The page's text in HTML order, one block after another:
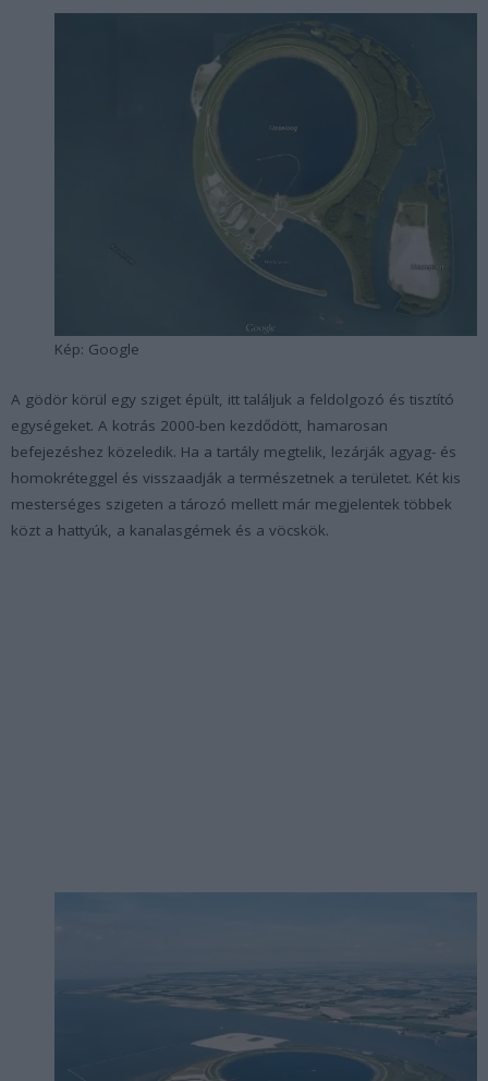
Kép: Google
A gödör körül egy sziget épült, itt találjuk a feldolgozó és tisztító
egységeket. A kotrás 2000-ben kezdődött, hamarosan
befejezéshez közeledik. Ha a tartály megtelik, lezárják agyag- és
homokréteggel és visszaadják a természetnek a területet. Két kis
mesterséges szigeten a tározó mellett már megjelentek többek
közt a hattyúk, a kanalasgémek és a vöcskök.